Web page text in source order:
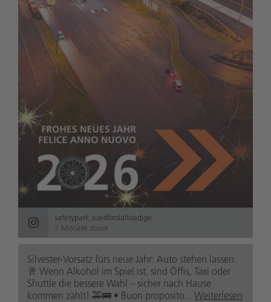
safetypark.suedtirolaltoadige
7 Monate zuvor
Silvester-Vorsatz fürs neue Jahr: Auto stehen lassen.
🥂 Wenn Alkohol im Spiel ist, sind Öffis, Taxi oder
Shuttle die bessere Wahl – sicher nach Hause
kommen zählt! 🚕🚌 • Buon proposito... Weiterlesen